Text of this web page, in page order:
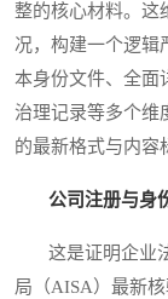
整的核心材料。这
况，构建一个逻辑
本身份文件、全面
治理记录等多个维
的最新格式与内容
公司注册与身
这是证明企业法
局（AISA）最新